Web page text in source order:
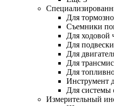
Для
Съемники
Для ходовой
Для подвески
Для
Для
Для
Инструмент
Для системы
Измерительный